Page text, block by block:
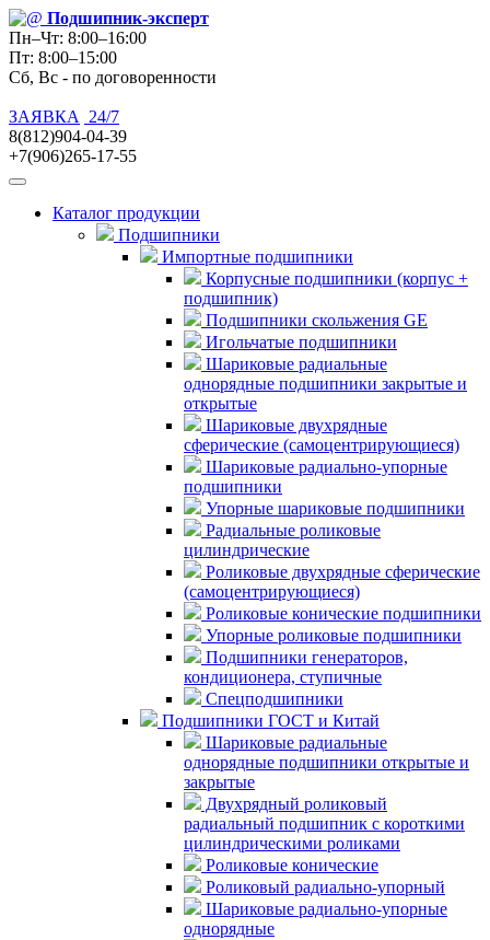
Подшипник-эксперт
Пн–Чт: 8:00–16:00
Пт: 8:00–15:00
Сб, Вс - по договоренности
ЗАЯВКА
24/7
8(812)904-04-39
+7(906)265-17-55
Каталог продукции
Подшипники
Импортные подшипники
Корпусные подшипники (корпус +
подшипник)
Подшипники скольжения GE
Игольчатые подшипники
Шариковые радиальные
однорядные подшипники закрытые и
открытые
Шариковые двухрядные
сферические (самоцентрирующиеся)
Шариковые радиально-упорные
подшипники
Упорные шариковые подшипники
Радиальные роликовые
цилиндрические
Роликовые двухрядные сферические
(самоцентрирующиеся)
Роликовые конические подшипники
Упорные роликовые подшипники
Подшипники генераторов,
кондиционера, ступичные
Спецподшипники
Подшипники ГОСТ и Китай
Шариковые радиальные
однорядные подшипники открытые и
закрытые
Двухрядный роликовый
радиальный подшипник с короткими
цилиндрическими роликами
Роликовые конические
Роликовый радиально-упорный
Шариковые радиально-упорные
однорядные